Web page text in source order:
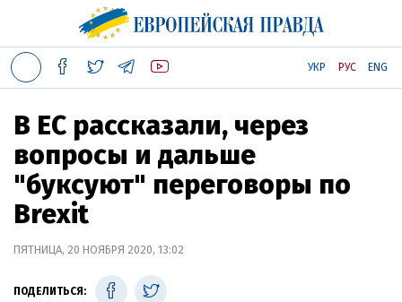
УКР РУС ENG
В ЕС рассказали, через
вопросы и дальше
"буксуют" переговоры по
Brexit
ПЯТНИЦА, 20 НОЯБРЯ 2020, 13:02
ПОДЕЛИТЬСЯ: